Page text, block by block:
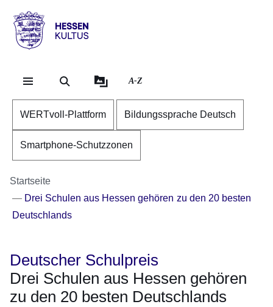
Hessen
Kultus
A-Z
WERTvoll-Plattform Bildungssprache Deutsch
Smartphone-Schutzzonen
Startseite
Drei Schulen aus Hessen gehören zu den 20 besten
Deutschlands
Deutscher Schulpreis
Drei Schulen aus Hessen gehören
zu den 20 besten Deutschlands